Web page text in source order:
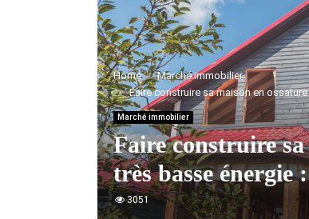
Home
Marché immobilier
Faire construire sa maison en
Marché immobilier
Faire construire
très basse énergie
3051